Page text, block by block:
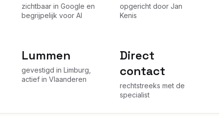
zichtbaar in Google en
begrijpelijk voor AI
opgericht door Jan
Kenis
Lummen
gevestigd in Limburg,
actief in Vlaanderen
Direct
contact
rechtstreeks met de
specialist